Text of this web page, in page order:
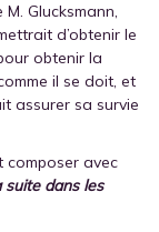
Glucksmann,
d’obtenir le
obtenir la
il se doit, et
assurer sa survie
composer avec
suite dans les